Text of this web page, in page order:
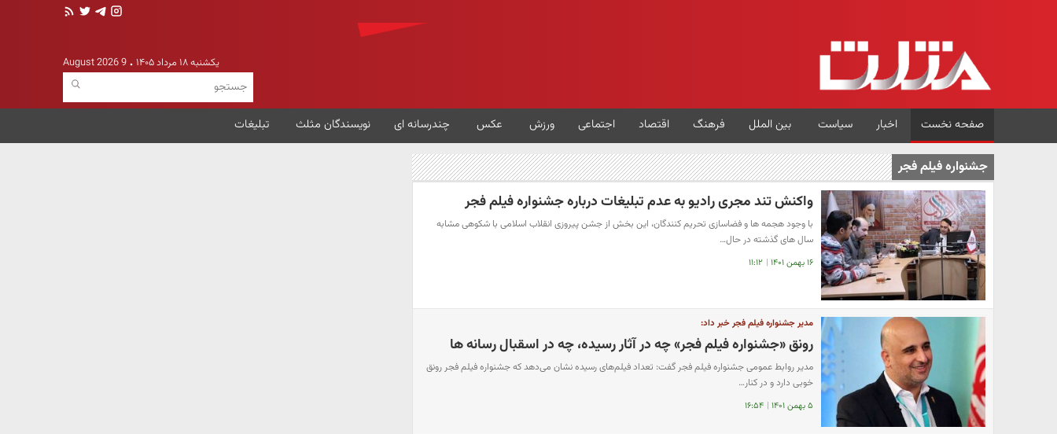
یکشنبه ۱۸ مرداد ۱۴۰۵ 9 August 2026
صفحه نخست اخبار سیاست بین الملل فرهنگ اقتصاد اجتماعی ورزش عکس چندرسانه ای نویسندگان مثلث تبلیغات
جشنواره فیلم فجر
واکنش تند مجری رادیو به عدم تبلیغات درباره جشنواره فیلم فجر
با وجود هجمه ها و فضاسازی تحریم کنندگان، این بخش از جشن پیروزی انقلاب اسلامی با شکوهی مشابه
سال های گذشته در حال…
۱۶ بهمن ۱۴۰۱ | ۱۱:۱۲
مدیر جشنواره فیلم فجر خبر داد:
رونق «جشنواره فیلم فجر» چه در آثار رسیده، چه در اسقبال رسانه ها
مدیر روابط عمومی جشنواره فیلم فجر گفت: تعداد فیلم‌های رسیده نشان می‌دهد که جشنواره فیلم فجر رونق
خوبی دارد و در کنار…
۵ بهمن ۱۴۰۱ | ۱۶:۵۴